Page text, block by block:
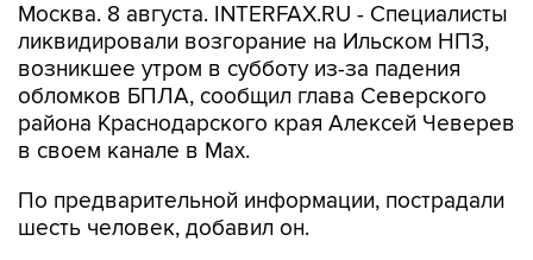
Москва. 8 августа. INTERFAX.RU - Специалисты
ликвидировали возгорание на Ильском НПЗ,
возникшее утром в субботу из-за падения
обломков БПЛА, сообщил глава Северского
района Краснодарского края Алексей Чеверев
в своем канале в Max.
По предварительной информации, пострадали
шесть человек, добавил он.